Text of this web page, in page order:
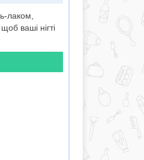
лаком,
ваші нігті